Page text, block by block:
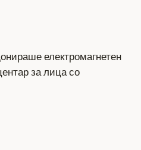
електромагнетен
за лица со